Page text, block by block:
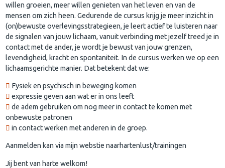
willen groeien, meer willen genieten van het leven en van de
mensen om zich heen. Gedurende de cursus krijg je meer inzicht in
(on)bewuste overlevingsstrategieen, je leert actief te luisteren naar
de signalen van jouw lichaam, vanuit verbinding met jezelf treed je in
contact met de ander, je wordt je bewust van jouw grenzen,
levendigheid, kracht en spontaniteit. In de cursus werken we op een
lichaamsgerichte manier. Dat betekent dat we:
Fysiek en psychisch in beweging komen
expressie geven aan wat er in ons leeft
de adem gebruiken om nog meer in contact te komen met
onbewuste patronen
in contact werken met anderen in de groep.
Aanmelden kan via mijn webstie naarhartenlust/trainingen
Jij bent van harte welkom!